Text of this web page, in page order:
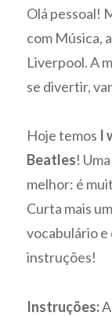
Olá pessoal!
com Música,
Liverpool. A
se divertir,
Hoje temos I
Beatles!
melhor: é
Curta mais
vocabulário e
instruções!
Instruções: